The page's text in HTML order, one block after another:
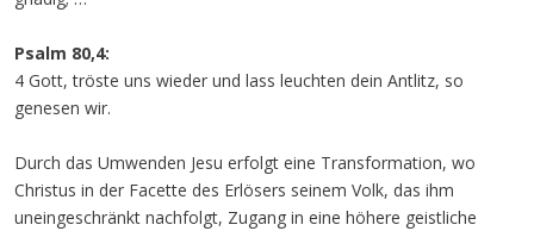
Psalm 80,4:
4 Gott, tröste uns wieder und lass leuchten dein Antlitz, so
genesen wir.
Durch das Umwenden Jesu erfolgt eine Transformation, wo
Christus in der Facette des Erlösers seinem Volk, das ihm
uneingeschränkt nachfolgt, Zugang in eine höhere geistliche